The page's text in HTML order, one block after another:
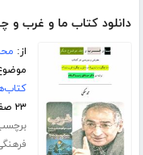
دانلود کتاب ما و غرب و
از:
۲۳ صفحه